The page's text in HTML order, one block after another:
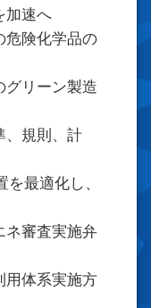
加速へ
危険化学品の
グリーン製造
、規則、計
最適化し、
ネ審査実施弁
用体系実施方